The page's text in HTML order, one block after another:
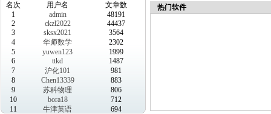
名次 用户名
文章数
1
admin
48191
2
ckzl2022
44437
3
sksx2021
3564
4
华师数学
2302
5
yuwen123
1999
6
ttkd
1487
7
沪化101
981
8
Chen13339
883
9
苏科物理
806
10
bora18
712
11
牛津英语
694
热门软件